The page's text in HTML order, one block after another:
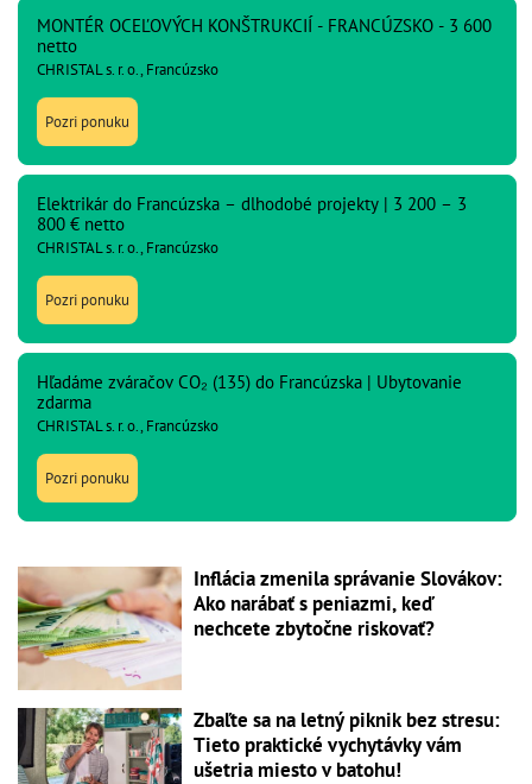
MONTÉR OCEĽOVÝCH KONŠTRUKCIÍ - FRANCÚZSKO - 3 600
netto
CHRISTAL s. r. o., Francúzsko
Pozri ponuku
Elektrikár do Francúzska – dlhodobé projekty | 3 200 – 3
800 € netto
CHRISTAL s. r. o., Francúzsko
Pozri ponuku
Hľadáme zváračov CO₂ (135) do Francúzska | Ubytovanie
zdarma
CHRISTAL s. r. o., Francúzsko
Pozri ponuku
Inflácia zmenila správanie Slovákov:
Ako narábať s peniazmi, keď
nechcete zbytočne riskovať?
Zbaľte sa na letný piknik bez stresu:
Tieto praktické vychytávky vám
ušetria miesto v batohu!